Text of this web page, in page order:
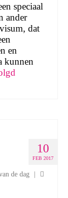
speciaal
ander
dat
en
kunnen
10
FEB 2017
de dag